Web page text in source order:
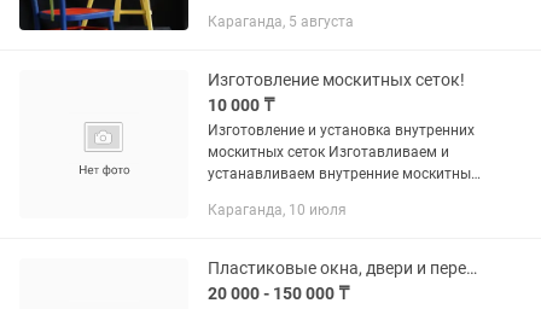
кондиционеров. 🟡Розеток и
🔵Радиаторов...
Караганда, 5 августа
Изготовление москитных сеток!
10 000 ₸
Изготовление и установка внутренних
москитных сеток Изготавливаем и
устанавливаем внутренние москитные
для пластиковых окон. ✔ Изготовление
Караганда, 10 июля
Пластиковые окна, двери и перегородки
20 000 - 150 000 ₸